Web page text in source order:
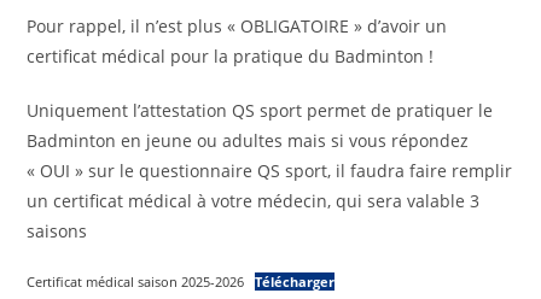
Pour rappel, il n’est plus « OBLIGATOIRE » d’avoir un
certificat médical pour la pratique du Badminton !
Uniquement l’attestation QS sport permet de pratiquer le
Badminton en jeune ou adultes mais si vous répondez
« OUI » sur le questionnaire QS sport, il faudra faire remplir
un certificat médical à votre médecin, qui sera valable 3
saisons
Certificat médical saison 2025-2026 Télécharger